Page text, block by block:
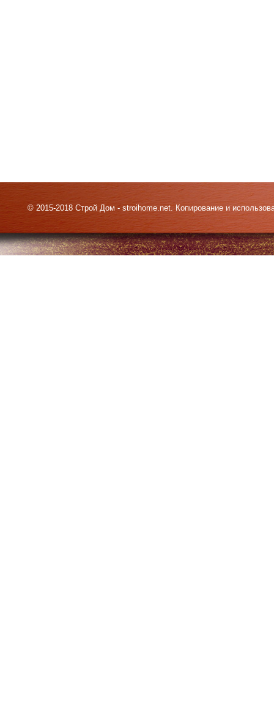
© 2015-2018 Строй Дом - stroihome.net. Копирование и